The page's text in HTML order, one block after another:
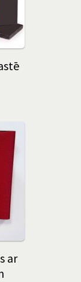
ar